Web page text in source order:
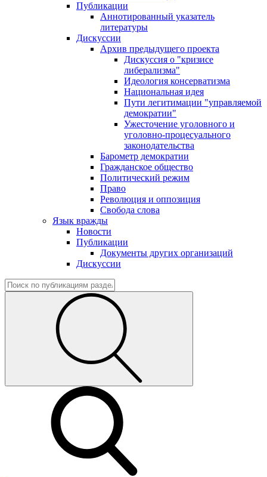
Публикации
Аннотированный указатель
литературы
Дискуссии
Архив предыдущего проекта
Дискуссия о "кризисе
либерализма"
Идеология консерватизма
Национальная идея
Пути легитимации "управляемой
демократии"
Ужесточение уголовного и
уголовно-процесуального
законодательства
Барометр демократии
Гражданское общество
Политический режим
Право
Революция и оппозиция
Свобода слова
Язык вражды
Новости
Публикации
Документы других организаций
Дискуссии